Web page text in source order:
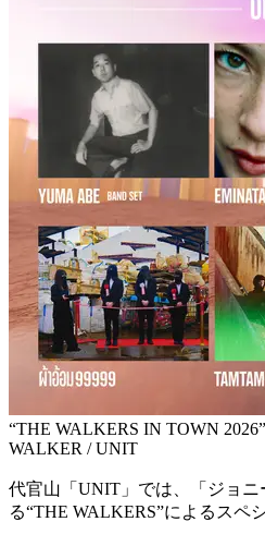
“THE WALKERS IN TOWN
WALKER / UNIT
代官山「UNIT」では、「ジョ
る“THE WALKERS”によるスペ